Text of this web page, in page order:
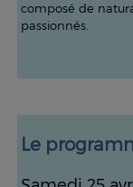
composé de
passionnés.
Le